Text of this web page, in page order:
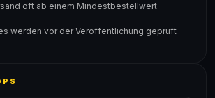
oft ab einem Mindestbestellwert
werden vor der Veröffentlichung geprüft